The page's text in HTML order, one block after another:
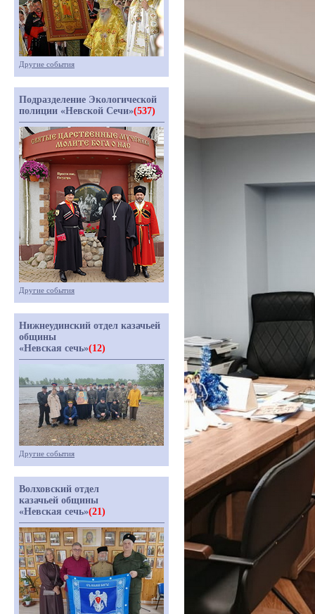
Другие события
Подразделение Экологической
полиции «Невской Сечи»(537)
Другие события
Нижнеудинский отдел казачьей
общины
«Невская сечь»(12)
Другие события
Волховский отдел
казачьей общины
«Невская сечь»(21)